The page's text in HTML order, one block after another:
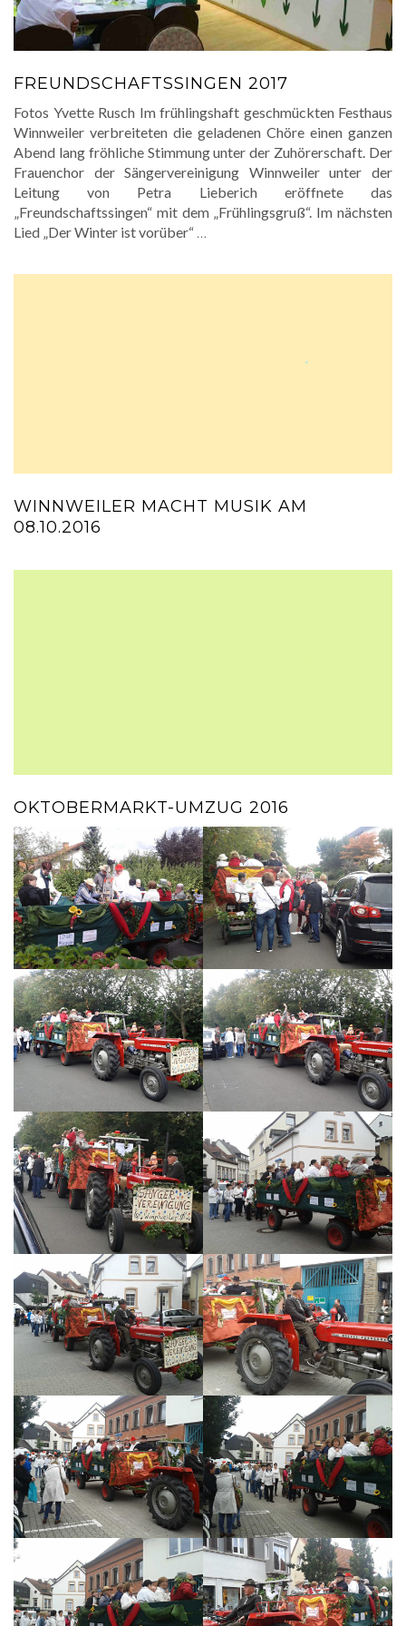
FREUNDSCHAFTSSINGEN 2017
Fotos Yvette Rusch Im frühlingshaft geschmückten Festhaus
Winnweiler verbreiteten die geladenen Chöre einen ganzen
Abend lang fröhliche Stimmung unter der Zuhörerschaft. Der
Frauenchor der Sängervereinigung Winnweiler unter der
Leitung von Petra Lieberich eröffnete das
„Freundschaftssingen“ mit dem „Frühlingsgruß“. Im nächsten
Lied „Der Winter ist vorüber“ …
WINNWEILER MACHT MUSIK AM
08.10.2016
OKTOBERMARKT-UMZUG 2016